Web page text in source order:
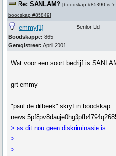
Re: SANLAM? [boodskap #85890 is
boodskap #85849]
emmy[1]
Boodskappe: 865
Geregistreer: April 2001
Senior Lid
Wat voor een soort bedrijf is
grt emmy
"paul de dilbeek" skryf in boodskap
> as dit nou geen diskriminasie is
>
>